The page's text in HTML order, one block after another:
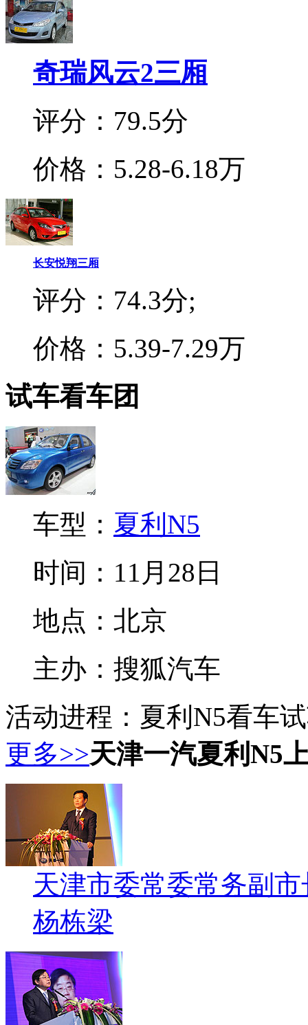
奇瑞风云2三厢
评分：79.5分
价格：5.28-6.18万
长安悦翔三厢
评分：74.3分;
价格：5.39-7.29万
试车看车团
车型： 夏利N5
时间：11月28日
地点：北京
主办：搜狐汽车
活动进程：夏利N5看车
更多>>天津一汽夏利N5
天津市委常委常务副市
杨栋梁